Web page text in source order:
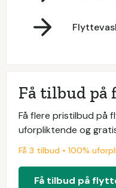
Få tilbud på
Få flere pristilbud på
uforpliktende og
Få 3 tilbud • 100%
Få tilbud på